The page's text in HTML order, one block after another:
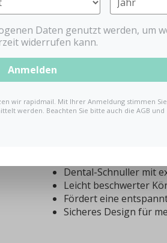
Ein weiteres Highlight ist
extra flachen Dental-
hindurch. Der Druck auf
nachweislich
enthalten.
Das Schnullertier ist nicht
treuer Begleiter zum
So bleibt der Schnuller
Geborgenheit – eine All-
Weiches,
Flexibles
Dental-Schnuller mit
Leicht beschwerter
Fördert eine
Sicheres Design für
Daten genutzt werden, um
widerrufen kann.
Anmelden
wir rapidmail. Mit Ihrer Anmeldung stimmen Sie
werden. Beachten Sie bitte auch die AGB und